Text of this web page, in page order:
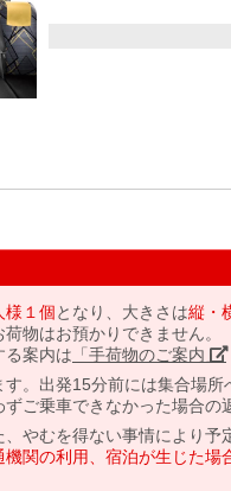
様１個となり、大きさは縦・
物はお預かりできません。
案内は 「手荷物のご案内」
。出発15分前には集合場
ご乗車できなかった場合の
やむを得ない事情により予
関の利用、宿泊が生じた